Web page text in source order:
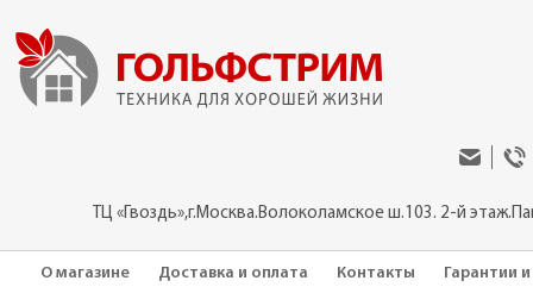
ТЦ «Гвоздь»,г.Москва.Волоколамское ш.103. 2-й
О магазине Доставка и оплата Контакты Гарантии